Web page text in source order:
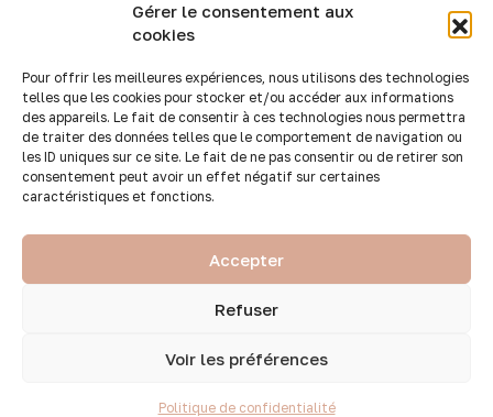
Gérer le consentement aux
cookies
Pour offrir les meilleures expériences, nous utilisons des technologies
telles que les cookies pour stocker et/ou accéder aux informations
des appareils. Le fait de consentir à ces technologies nous permettra
de traiter des données telles que le comportement de navigation ou
les ID uniques sur ce site. Le fait de ne pas consentir ou de retirer son
consentement peut avoir un effet négatif sur certaines
caractéristiques et fonctions.
Accepter
Refuser
Voir les préférences
Politique de confidentialité
Créer un compte
REVENDEURS
Nos points de vente
Devenir revendeur
Accès B to B
SUIVEZ-NOUS :